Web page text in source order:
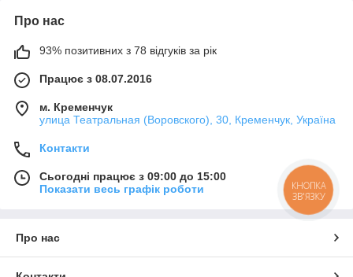
Про нас
93% позитивних з 78 відгуків за рік
Працює з 08.07.2016
м. Кременчук
улица Театральная (Воровского), 30, Кременчук, Україна
Контакти
Сьогодні працює з 09:00 до 15:00
Показати весь графік роботи
Про нас
КНОПКА
ЗВ'ЯЗКУ